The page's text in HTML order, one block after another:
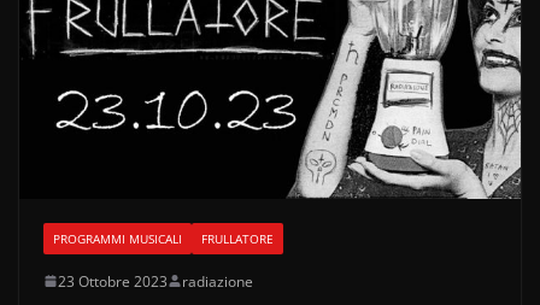
PROGRAMMI MUSICALI FRULLATORE
23 Ottobre 2023 radiazione